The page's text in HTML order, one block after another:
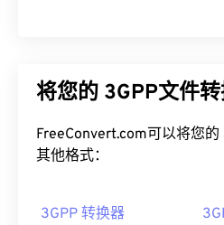
将您的 3GPP文件
FreeConvert.com可以将您
其他格式：
3GPP 转换器